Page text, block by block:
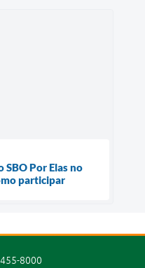
SBO Por Elas no
participar
8000